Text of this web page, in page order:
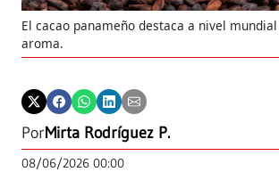
El cacao panameño destaca a nivel
aroma.
PorMirta Rodríguez P.
08/06/2026 00:00